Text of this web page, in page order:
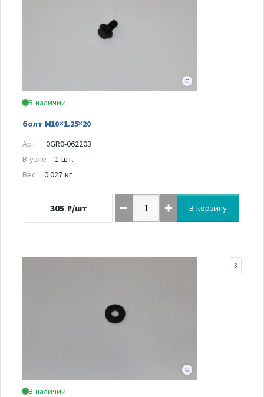
В наличии
болт M10×1.25×20
Арт.
0GR0-062203
В узле
1 шт.
Вес
0.027 кг
305 ₽/шт В корзину
В наличии
3